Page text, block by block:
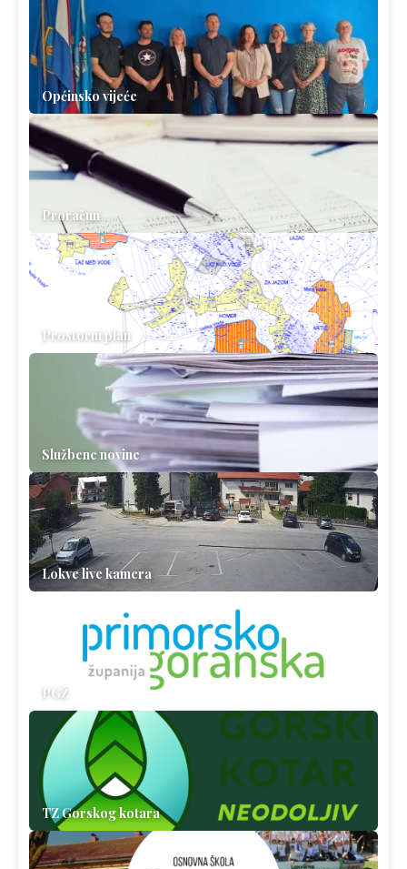
Općinsko vijeće
Proračun
Prostorni plan
Službene novine
Lokve live kamera
PGŽ
TZ Gorskog kotara